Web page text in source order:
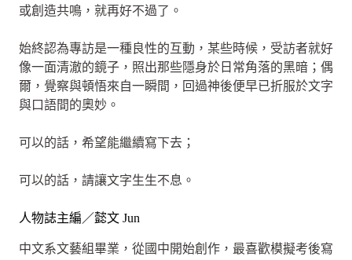
或創造共鳴，就再好不過了。
始終認為專訪是一種良性的互動，某些時候，受訪者就好
像一面清澈的鏡子，照出那些隱身於日常角落的黑暗；偶
爾，覺察與頓悟來自一瞬間，回過神後便早已折服於文字
與口語間的奧妙。
可以的話，希望能繼續寫下去；
可以的話，請讓文字生生不息。
人物誌主編／懿文 Jun
中文系文藝組畢業，從國中開始創作，最喜歡模擬考後寫